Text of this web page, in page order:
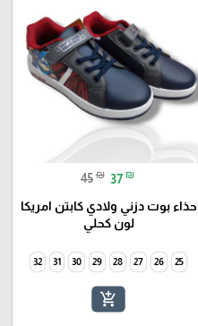
45 ₪ 37 ₪
حذاء بوت دزني ولادي كابتن امريكا
لون كحلي
25
26
27
28
29
30
31
32
add_shopping_cart